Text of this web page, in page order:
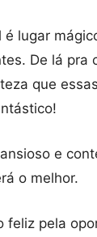
é lugar
De lá pra
que
e
o melhor.
feliz pela